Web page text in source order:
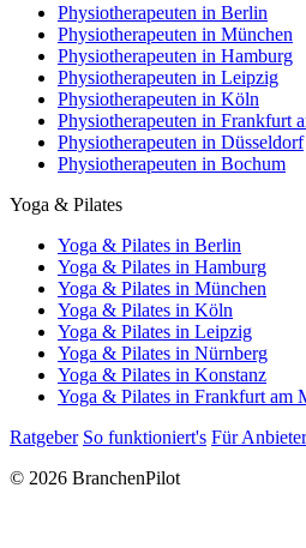
Physiotherapeuten in Berlin
Physiotherapeuten in München
Physiotherapeuten in Hamburg
Physiotherapeuten in Leipzig
Physiotherapeuten in Köln
Physiotherapeuten in Frankfurt
Physiotherapeuten in Düsseldorf
Physiotherapeuten in Bochum
Yoga & Pilates
Yoga & Pilates in Berlin
Yoga & Pilates in Hamburg
Yoga & Pilates in München
Yoga & Pilates in Köln
Yoga & Pilates in Leipzig
Yoga & Pilates in Nürnberg
Yoga & Pilates in Konstanz
Yoga & Pilates in Frankfurt am
Ratgeber So funktioniert's Für Anbieter
© 2026 BranchenPilot